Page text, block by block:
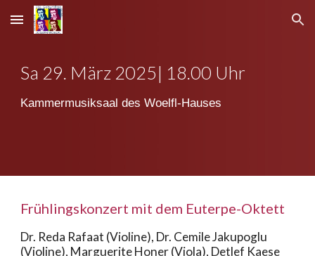
Skip to main content Skip to navigation
Sa 29. März 2025| 1 8.00 Uhr
Kammermusiksaal des Woelfl-Hauses
Frühlingskonzert mit dem Euterpe-Oktett
Dr. Reda Rafaat (Violine), Dr. Cemile Jakupoglu
(Violine), Marguerite Honer (Viola), Detlef Kaese